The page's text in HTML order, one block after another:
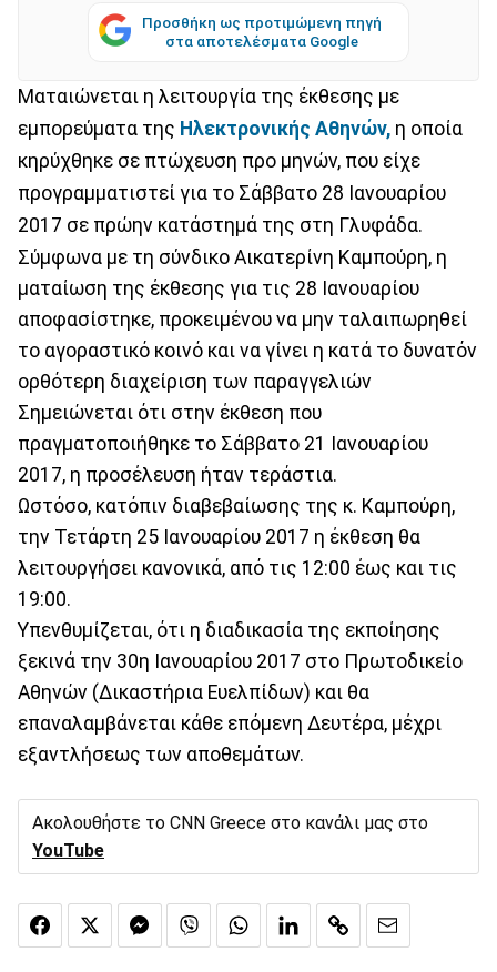
Προσθήκη ως προτιμώμενη πηγή
στα αποτελέσματα Google
Ματαιώνεται η λειτουργία της έκθεσης με
εμπορεύματα της Ηλεκτρονικής Αθηνών, η οποία
κηρύχθηκε σε πτώχευση προ μηνών, που είχε
προγραμματιστεί για το Σάββατο 28 Ιανουαρίου
2017 σε πρώην κατάστημά της στη Γλυφάδα.
Σύμφωνα με τη σύνδικο Αικατερίνη Καμπούρη, η
ματαίωση της έκθεσης για τις 28 Ιανουαρίου
αποφασίστηκε, προκειμένου να μην ταλαιπωρηθεί
το αγοραστικό κοινό και να γίνει η κατά το δυνατόν
ορθότερη διαχείριση των παραγγελιών
Σημειώνεται ότι στην έκθεση που
πραγματοποιήθηκε το Σάββατο 21 Ιανουαρίου
2017, η προσέλευση ήταν τεράστια.
Ωστόσο, κατόπιν διαβεβαίωσης της κ. Καμπούρη,
την Τετάρτη 25 Ιανουαρίου 2017 η έκθεση θα
λειτουργήσει κανονικά, από τις 12:00 έως και τις
19:00.
Υπενθυμίζεται, ότι η διαδικασία της εκποίησης
ξεκινά την 30η Ιανουαρίου 2017 στο Πρωτοδικείο
Αθηνών (Δικαστήρια Ευελπίδων) και θα
επαναλαμβάνεται κάθε επόμενη Δευτέρα, μέχρι
εξαντλήσεως των αποθεμάτων.
Ακολουθήστε το CNN Greece στο κανάλι μας στο
YouTube